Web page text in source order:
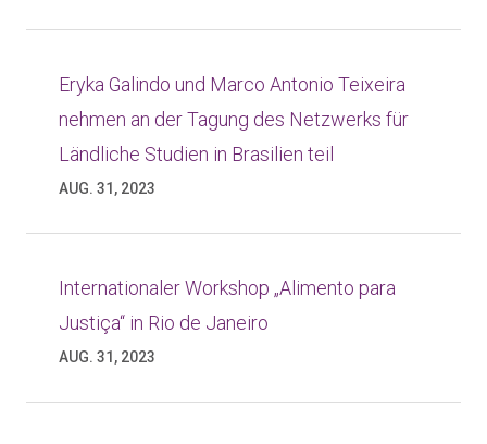
Eryka Galindo und Marco Antonio Teixeira
nehmen an der Tagung des Netzwerks für
Ländliche Studien in Brasilien teil
AUG. 31, 2023
Internationaler Workshop „Alimento para
Justiça“ in Rio de Janeiro
AUG. 31, 2023